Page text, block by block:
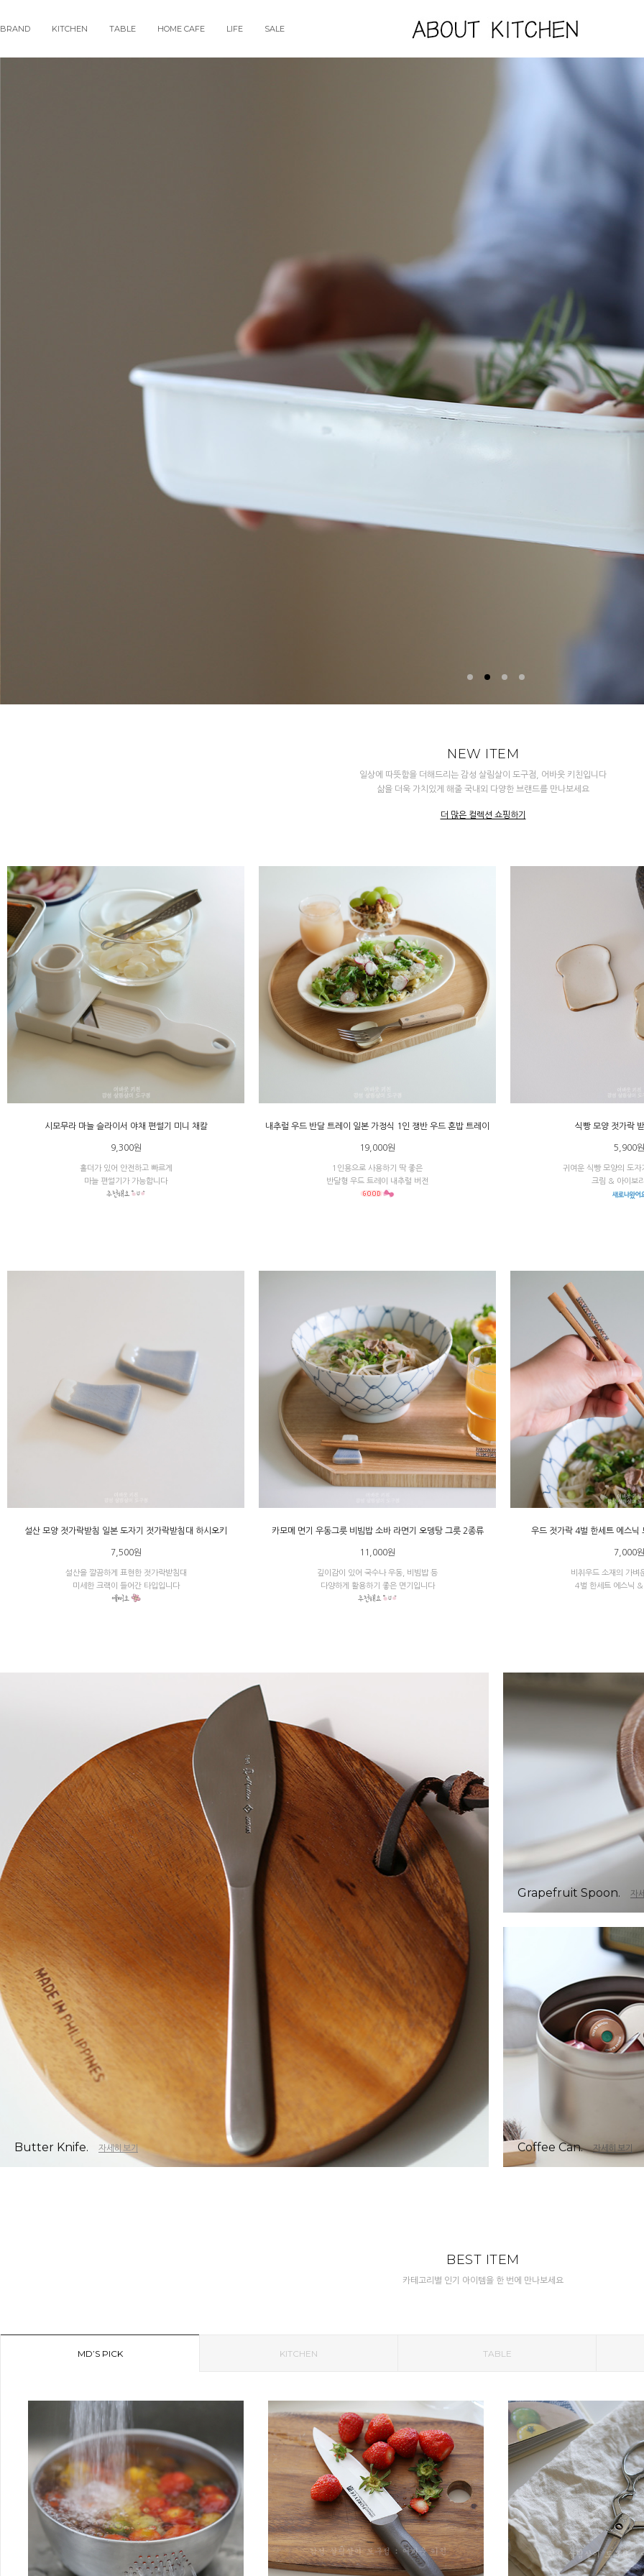
BRAND KITCHEN TABLE HOME CAFE LIFE SALE
NEW ITEM
일상에 따뜻함을 더해드리는 감성 살림살이 도구점, 어바웃 키친입니다
삶을 더욱 가치있게 해줄 국내외 다양한 브랜드를 만나보세요
더 많은 컬렉션 쇼핑하기
시모무라 마늘 슬라이서 야채 편썰기 미니 채칼
9,300원
홀더가 있어 안전하고 빠르게
마늘 편썰기가 가능합니다
내추럴 우드 반달 트레이 일본 가정식 1인 쟁반 우드 혼밥 트레이
19,000원
1인용으로 사용하기 딱 좋은
반달형 우드 트레이 내추럴 버전
식빵 모양 젓가락
5,900원
귀여운 식빵 모양의 도자
크림 & 아이보
설산 모양 젓가락받침 일본 도자기 젓가락받침대 하시오키
7,500원
설산을 깔끔하게 표현한 젓가락받침대
미세한 크랙이 들어간 타입입니다
카모메 면기 우동그릇 비빔밥 소바 라면기 오뎅탕 그릇 2종류
11,000원
깊이감이 있어 국수나 우동, 비빔밥 등
다양하게 활용하기 좋은 면기입니다
우드 젓가락 4벌 한세트 에스닉
7,000원
비취우드 소재의 가벼
4벌 한세트 에스닉 &
Butter Knife. 자세히 보기
Grapefruit Spoon. 자
Coffee Can. 자세히 보기
BEST ITEM
카테고리별 인기 아이템을 한 번에 만나보세요
MD’S PICK KITCHEN TABLE